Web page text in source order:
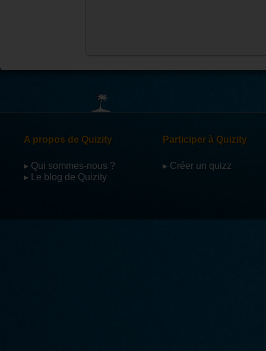
A propos de Quizity
▸ Qui sommes-nous ?
▸ Le blog de Quizity
Participer à Quizity
▸ Créer un quizz